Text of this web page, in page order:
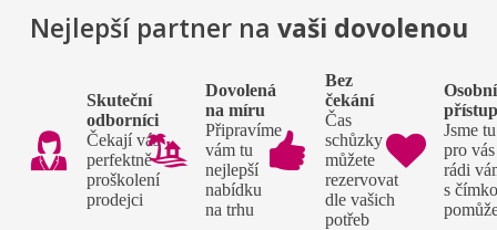
Nejlepší partner na vaši dovolenou
Skuteční
odborníci
Čekají vás
perfektně
proškolení
prodejci
Dovolená
na míru
Připravíme
vám tu
nejlepší
nabídku
na trhu
Bez
čekání
Čas
schůzky si
můžete
rezervovat
dle vašich
potřeb
Osobní
Jsme tu
pro
rádi
s